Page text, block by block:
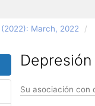
(2022): March, 2022
Su asociación con